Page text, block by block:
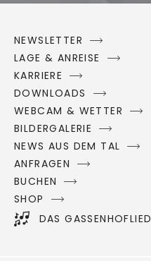
NEWSLETTER
LAGE & ANREISE
KARRIERE
DOWNLOADS
WEBCAM & WETTER
BILDERGALERIE
NEWS AUS DEM TAL
ANFRAGEN
BUCHEN
SHOP
DAS GASSENHOFLIED